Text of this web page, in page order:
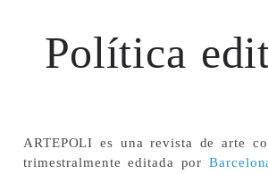
Política
ARTEPOLI es una revista de arte
trimestralmente editada por